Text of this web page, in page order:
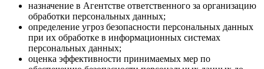
назначение в Агентстве ответственного за организацию
обработки персональных данных;
определение угроз безопасности персональных данных
при их обработке в информационных системах
персональных данных;
оценка эффективности принимаемых мер по